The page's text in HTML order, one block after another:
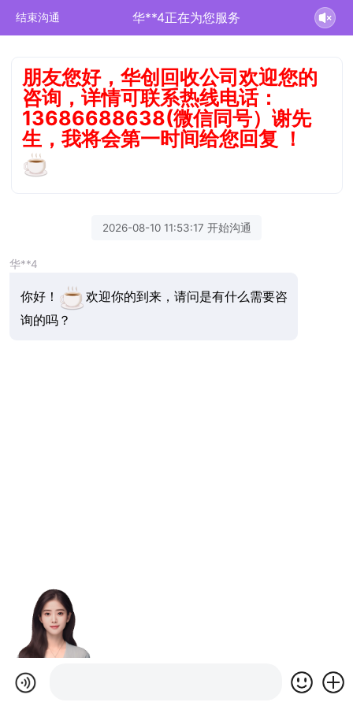
结束沟通 华**4正在为您服务
朋友您好，华创回收公司欢迎您的
咨询，详情可联系热线电话：
13686688638(微信同号）谢先
生，我将会第一时间给您回复 ！
2026-08-10 11:53:17 开始沟通
华**4
你好！
欢迎你的到来，请问是有什么需要咨
询的吗？